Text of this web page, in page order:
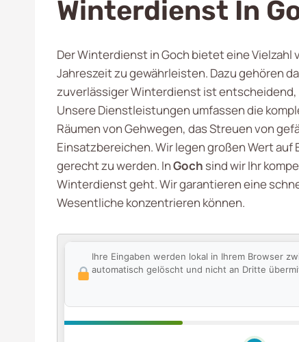
Winterdienst In
Der Winterdienst in Goch bietet eine
Jahreszeit zu gewährleisten. Dazu gehören
zuverlässiger Winterdienst ist entscheidend,
Unsere Dienstleistungen umfassen die
Räumen von Gehwegen, das Streuen von
Einsatzbereichen. Wir legen großen Wert
gerecht zu werden. InGoch sind wir Ihr
Winterdienst geht. Wir garantieren eine
Wesentliche konzentrieren können.
Ihre Eingaben werden lokal in Ihrem Browser
automatisch gelöscht und nicht an Dritte